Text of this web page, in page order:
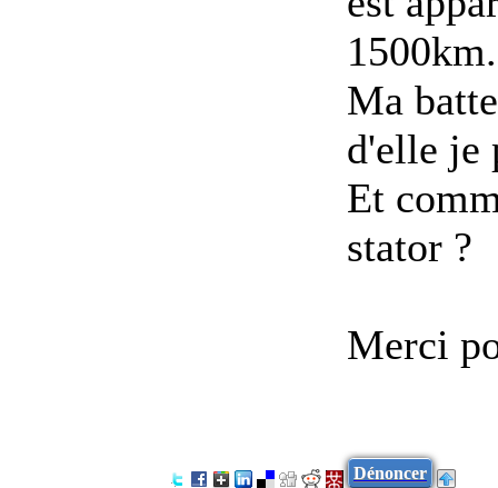
Ma
d'elle je
Et
stator ?
Merci
Dénoncer